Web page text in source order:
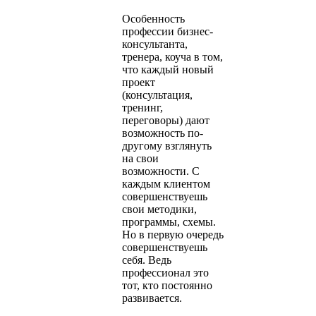
Особенность
профессии бизнес-
консультанта,
тренера, коуча в том,
что каждый новый
проект
(консультация,
тренинг,
переговоры) дают
возможность по-
другому взглянуть
на свои
возможности. С
каждым клиентом
совершенствуешь
свои методики,
программы, схемы.
Но в первую очередь
совершенствуешь
себя. Ведь
профессионал это
тот, кто постоянно
развивается.